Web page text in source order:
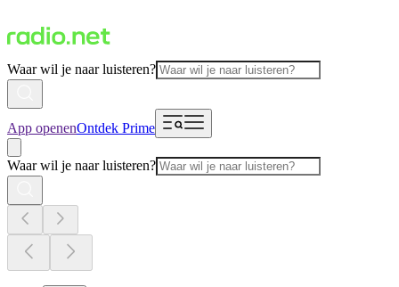
Waar wil je naar luisteren?
App openenOntdek Prime
Waar wil je naar luisteren?